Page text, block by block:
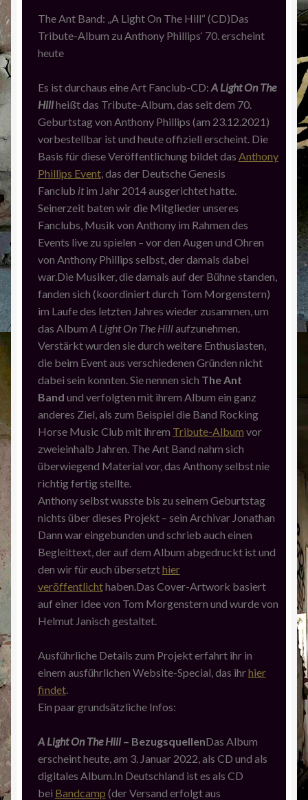
The Ant Band: „A Light On The Hill“ (CD)Das
Tribute-Album zu Anthony Phillips‘ 70. erscheint
heute
Es ist durchaus eine Art Fanclub-CD: A Light On The
Hillheißt das Tribute-Album, das seit dem 70.
Geburtstag von Anthony Phillips (am 23.12.2021)
vorbestellbar ist und heute offiziell erscheint. Die
Basis für diese Veröffentlichung bildet das Anthony
Phillips Event, das der Deutsche Genesis
Fanclub itim Jahr 2014 ausgerichtet hatte.
Seinerzeit baten wir die Mitglieder unseres
Fanclubs, Musik von Anthony im Rahmen des
Events live zu spielen – vor den Augen und Ohren
von Anthony Phillips selbst, der damals dabei
war.Die Musiker, die damals auf der Bühne standen,
fanden sich (koordiniert durch Tom Morgenstern)
im Laufe des letzten Jahres wieder zusammen, um
das Album A Light On The Hillaufzunehmen.
Verstärkt wurden sie durch weitere Enthusiasten,
die beim Event aus verschiedenen Gründen nicht
dabei sein konnten. Sie nennen sich The Ant
Band und verfolgten mit ihrem Album ein ganz
anderes Ziel, als zum Beispiel die Band Rocking
Horse Music Club mit ihrem Tribute-Album vor
zweieinhalb Jahren. The Ant Band nahm sich
überwiegend Material vor, das Anthony selbst nie
richtig fertig stellte.
Anthony selbst wusste bis zu seinem Geburtstag
nichts über dieses Projekt – sein Archivar Jonathan
Dann war eingebunden und schrieb auch einen
Begleittext, der auf dem Album abgedruckt ist und
den wir für euch übersetzthier
veröffentlichthaben.Das Cover-Artwork basiert
auf einer Idee von Tom Morgenstern und wurde von
Helmut Janisch gestaltet.
Ausführliche Details zum Projekt erfahrt ihr in
einem ausführlichen Website-Special, das ihrhier
findet.
Ein paar grundsätzliche Infos:
A Light On The Hill – BezugsquellenDas Album
erscheint heute, am 3. Januar 2022, als CD und als
digitales Album.In Deutschland ist es als CD
bei Bandcamp (der Versand erfolgt aus